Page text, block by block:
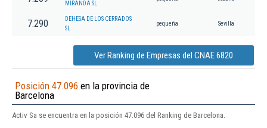
MIRANDA SL
7.290
DEHESA DE LOS CERRADOS
SL
pequeña Sevilla
Ver Ranking de Empresas del CNAE 6820
Posición 47.096 en la provincia de
Barcelona
Activ Sa se encuentra en la posición 47.096 del Ranking de Barcelona.